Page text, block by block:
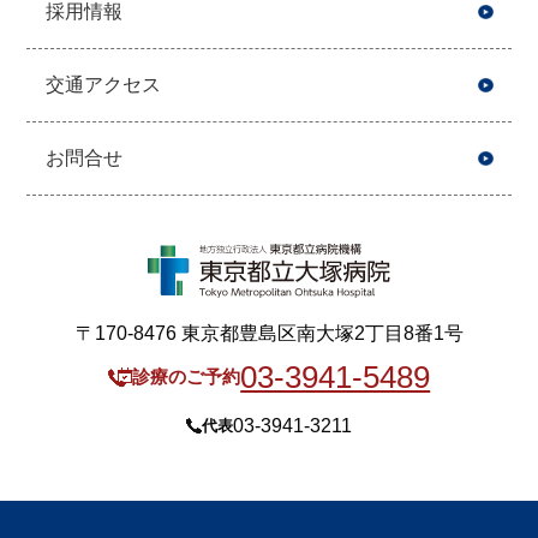
採用情報
交通アクセス
お問合せ
〒170-8476 東京都豊島区南大塚2丁目8番1号
診療のご予約03-3941-5489
代表03-3941-3211